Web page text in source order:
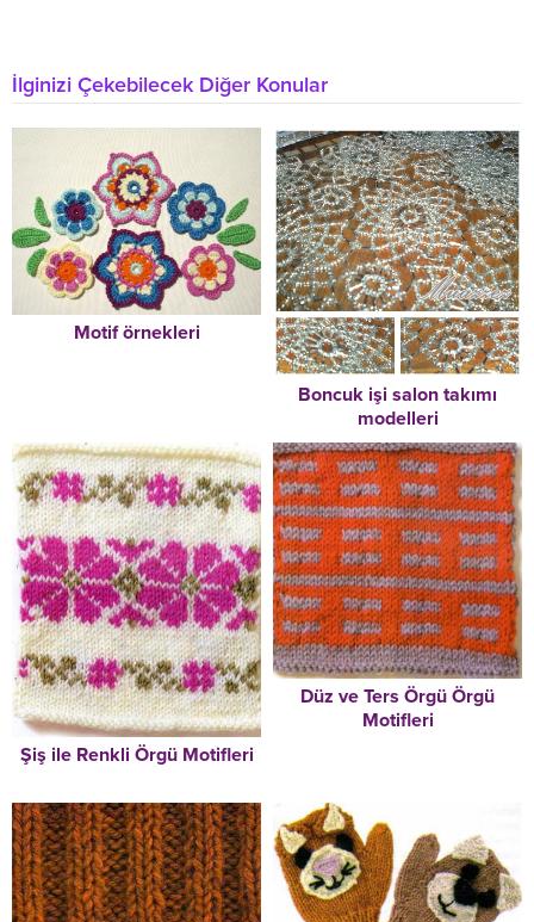
İlginizi Çekebilecek Diğer Konular
Motif örnekleri
Boncuk işi salon takımı
modelleri
Şiş ile Renkli Örgü Motifleri
Düz ve Ters Örgü Örgü
Motifleri